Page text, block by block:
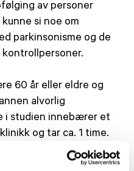
av personer
si noe om
parkinsonisme og de
60 år eller eldre og
alvorlig
i studien innebærer et
og tar ca. 1 time.
om studien, kan